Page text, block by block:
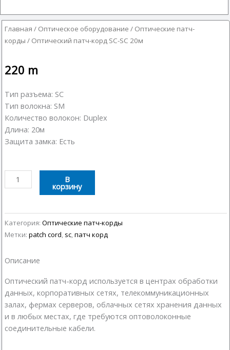
Главная / Оптическое оборудование / Оптические патч-
корды / Оптический патч-корд SC-SC 20м
220 m
Тип разъема: SC
Тип волокна: SM
Количество волокон: Duplex
Длина: 20м
Защита замка: Есть
Количество
товара
патч-
корд
SC-
20м
В
корзину
Категория: Оптические патч-корды
Метки: patch cord sc патч корд
Описание
Оптический патч-корд используется в центрах обработки
данных, корпоративных сетях, телекоммуникационных
залах, фермах серверов, облачных сетях хранения данных
и в любых местах, где требуются оптоволоконные
соединительные кабели.